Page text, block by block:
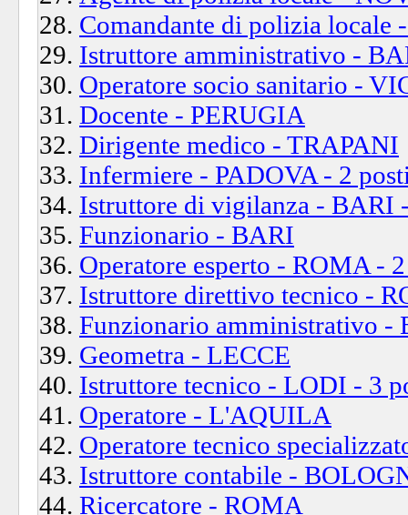
Comandante di polizia locale
Istruttore amministrativo -
Operatore socio sanitario -
Docente - PERUGIA
Dirigente medico - TRAPANI
Infermiere - PADOVA - 2
Istruttore di vigilanza - BARI
Funzionario - BARI
Operatore esperto - ROMA -
Istruttore direttivo tecnico -
Funzionario amministrativo -
Geometra - LECCE
Istruttore tecnico - LODI - 3
Operatore - L'AQUILA
Operatore tecnico
Istruttore contabile -
Ricercatore - ROMA